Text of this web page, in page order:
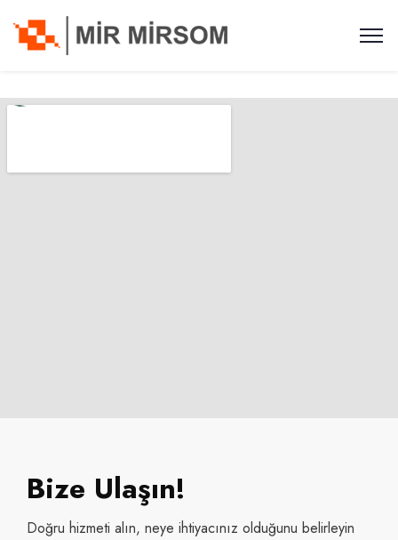
Bize Ulaşın!
Doğru hizmeti alın, neye ihtiyacınız olduğunu belirleyin